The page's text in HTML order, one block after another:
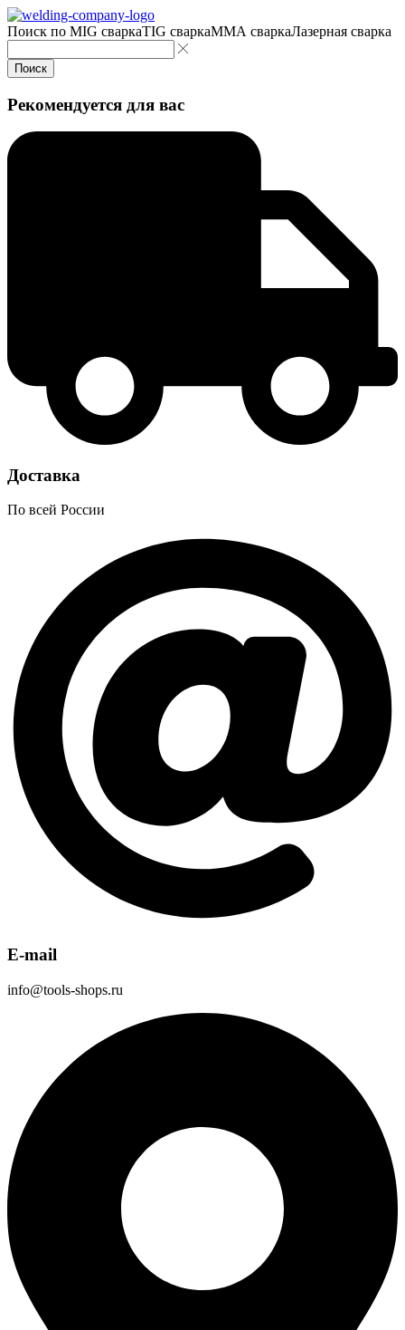
Поиск по MIG сваркаTIG сваркаMMA сваркаЛазерная сварка
Поиск
Рекомендуется для вас
Доставка
По всей России
E-mail
info@tools-shops.ru